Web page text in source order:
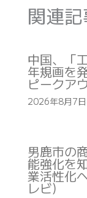
関連
中国、「
年規画を
ピークア
2026年8月7日
男鹿市の
能強化を
業活性化
レビ)